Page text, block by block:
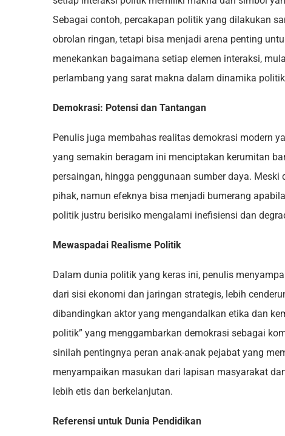
Sebagai contoh, percakapan politik yang dilakukan
obrolan ringan, tetapi bisa menjadi arena penting
menekankan bagaimana setiap elemen interaksi,
perlambang yang sarat makna dalam dinamika
Demokrasi: Potensi dan Tantangan
Penulis juga membahas realitas demokrasi modern
yang semakin beragam ini menciptakan kerumitan
persaingan, hingga penggunaan sumber daya.
pihak, namun efeknya bisa menjadi bumerang
politik justru berisiko mengalami inefisiensi dan
Mewaspadai Realisme Politik
Dalam dunia politik yang keras ini, penulis
dari sisi ekonomi dan jaringan strategis, lebih
dibandingkan aktor yang mengandalkan etika dan
politik” yang menggambarkan demokrasi sebagai
sinilah pentingnya peran anak-anak pejabat yang
menyampaikan masukan dari lapisan masyarakat
lebih etis dan berkelanjutan.
Referensi untuk Dunia Pendidikan